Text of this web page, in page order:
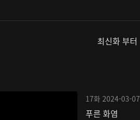
최신화 부터
17화 2024-03-07
푸른 화염